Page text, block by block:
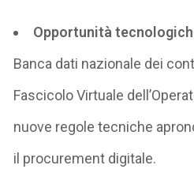
Opportunità
Banca dati nazionale dei
Fascicolo Virtuale
nuove regole tecniche
il procurement digitale.